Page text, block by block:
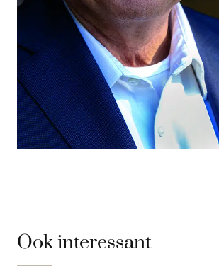
Ook interessant